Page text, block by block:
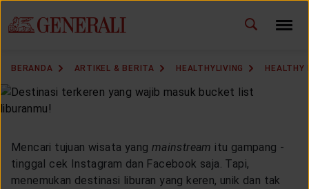
BERANDA ARTIKEL & BERITA HEALTHYLIVING HEALTHY
Mencari tujuan wisata yang mainstream itu gampang -
tinggal cek Instagram dan Facebook saja. Tapi,
menemukan destinasi liburan yang keren, unik dan tak
GANTI BAHASA ID EN
KANTOR PEMASARAN